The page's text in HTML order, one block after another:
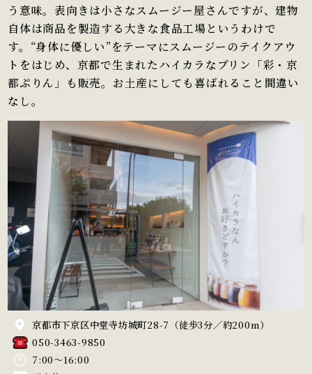
う意味。表向きは小さなスムージー屋さんですが、建物
自体は商品を製造する大きな食品工場というわけで
す。“身体に優しい”をテーマにスムージーのテイクアウ
トをはじめ、京都で生まれたハイカラなプリン「彩・京
都ぷりん」も販売。お土産にしても喜ばれること間違い
なし。
京都市下京区中堂寺坊城町28-7（徒歩3分／約200m）
050-3463-9850
7:00～16:00